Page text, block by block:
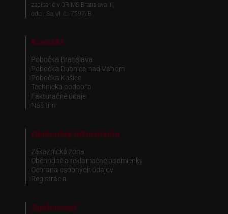
zapísané v OR MS Bratislava III,
odd.: Sa, vl. č.: 7597/B
Kontakt
Pobočka Bratislava
Pobočka Dubnica nad Váhom
Pobočka Košice
Technická podpora
Fakturačné údaje
Náš tím
Obchodné informácie
Zákaznická zóna
Obchodné a reklamačné podmienky
Ochrana osobných údajov
Registrácia
Spoločnosť